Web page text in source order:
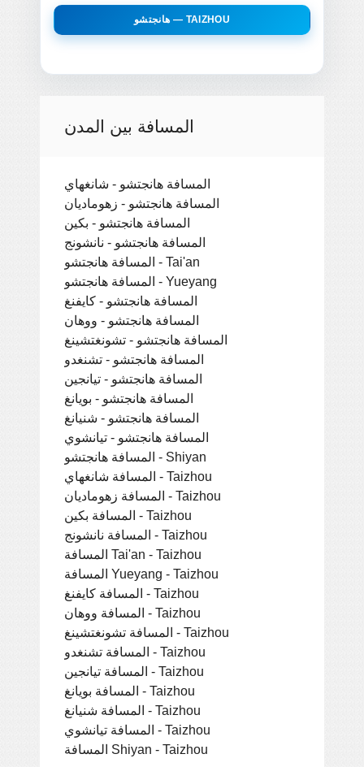
هانجتشو — TAIZHOU
المسافة بين المدن
المسافة هانجتشو - شانغهاي
المسافة هانجتشو - زهوماديان
المسافة هانجتشو - بكين
المسافة هانجتشو - نانشونج
المسافة هانجتشو - Tai'an
المسافة هانجتشو - Yueyang
المسافة هانجتشو - كايفنغ
المسافة هانجتشو - ووهان
المسافة هانجتشو - تشونغتشينغ
المسافة هانجتشو - تشنغدو
المسافة هانجتشو - تيانجين
المسافة هانجتشو - بويانغ
المسافة هانجتشو - شنيانغ
المسافة هانجتشو - تيانشوي
المسافة هانجتشو - Shiyan
المسافة شانغهاي - Taizhou
المسافة زهوماديان - Taizhou
المسافة بكين - Taizhou
المسافة نانشونج - Taizhou
المسافة Tai'an - Taizhou
المسافة Yueyang - Taizhou
المسافة كايفنغ - Taizhou
المسافة ووهان - Taizhou
المسافة تشونغتشينغ - Taizhou
المسافة تشنغدو - Taizhou
المسافة تيانجين - Taizhou
المسافة بويانغ - Taizhou
المسافة شنيانغ - Taizhou
المسافة تيانشوي - Taizhou
المسافة Shiyan - Taizhou